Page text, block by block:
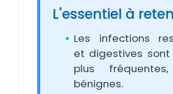
L'essentiel à
Les infections
et digestives
plus
bénignes.